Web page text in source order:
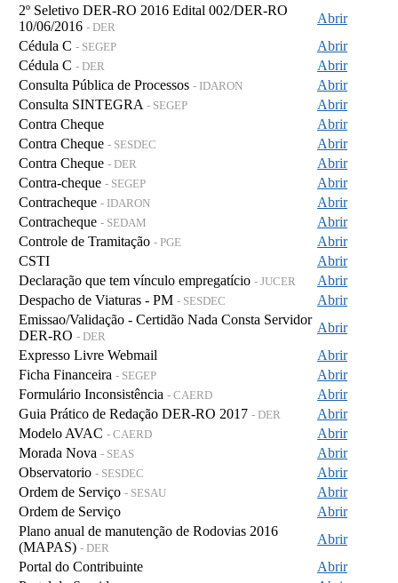
2º Seletivo DER-RO 2016 Edital 002/DER-RO
10/06/2016 - DER
Abrir
Cédula C - SEGEP
Abrir
Cédula C - DER
Abrir
Consulta Pública de Processos - IDARON
Abrir
Consulta SINTEGRA - SEGEP
Abrir
Contra Cheque
Abrir
Contra Cheque - SESDEC
Abrir
Contra Cheque - DER
Abrir
Contra-cheque - SEGEP
Abrir
Contracheque - IDARON
Abrir
Contracheque - SEDAM
Abrir
Controle de Tramitação - PGE
Abrir
CSTI
Abrir
Declaração que tem vínculo empregatício - JUCER
Abrir
Despacho de Viaturas - PM - SESDEC
Abrir
Emissao/Validação - Certidão Nada Consta Servidor
DER-RO - DER
Abrir
Expresso Livre Webmail
Abrir
Ficha Financeira - SEGEP
Abrir
Formulário Inconsistência - CAERD
Abrir
Guia Prático de Redação DER-RO 2017 - DER
Abrir
Modelo AVAC - CAERD
Abrir
Morada Nova - SEAS
Abrir
Observatorio - SESDEC
Abrir
Ordem de Serviço - SESAU
Abrir
Ordem de Serviço
Abrir
Plano anual de manutenção de Rodovias 2016
(MAPAS) - DER
Abrir
Portal do Contribuinte
Abrir